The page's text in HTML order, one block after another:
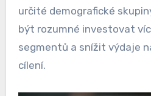
určité demografické
být rozumné investovat
segmentů a snížit výdaje
cílení.